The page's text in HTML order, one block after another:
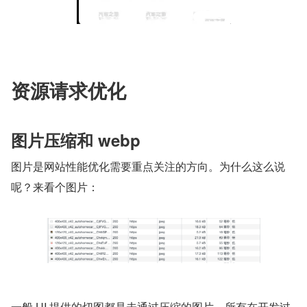
资源请求优化
图片压缩和 webp
图片是网站性能优化需要重点关注的方向。为什么这么说
呢？来看个图片：